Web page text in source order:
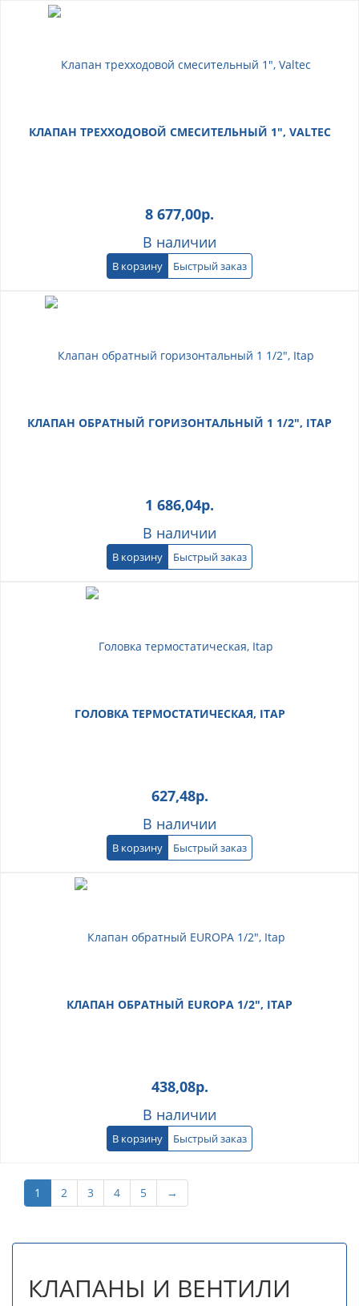
КЛАПАН ТРЕХХОДОВОЙ СМЕСИТЕЛЬНЫЙ 1", VALTEC
8 677,00р.
В наличии
В корзину Быстрый заказ
КЛАПАН ОБРАТНЫЙ ГОРИЗОНТАЛЬНЫЙ 1 1/2", ITAP
1 686,04р.
В наличии
В корзину Быстрый заказ
ГОЛОВКА ТЕРМОСТАТИЧЕСКАЯ, ITAP
627,48р.
В наличии
В корзину Быстрый заказ
КЛАПАН ОБРАТНЫЙ EUROPA 1/2", ITAP
438,08р.
В наличии
В корзину Быстрый заказ
1 2 3 4 5 →
КЛАПАНЫ И ВЕНТИЛИ